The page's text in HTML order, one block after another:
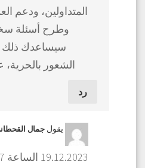
المتداولين، ودعم
وطرح أسئلة
سيساعدك
الشعور بالحرية،
رد
يقول جمال
19.12.2023 الساعة 10:27